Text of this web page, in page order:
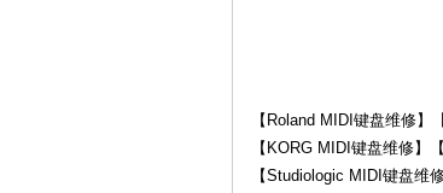
【Roland MIDI键盘维修
【KORG MIDI键盘维修】
【Studiologic MIDI键盘维